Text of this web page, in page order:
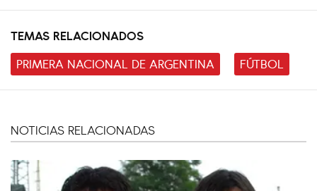
TEMAS RELACIONADOS
PRIMERA NACIONAL DE ARGENTINA
FÚTBOL
NOTICIAS RELACIONADAS